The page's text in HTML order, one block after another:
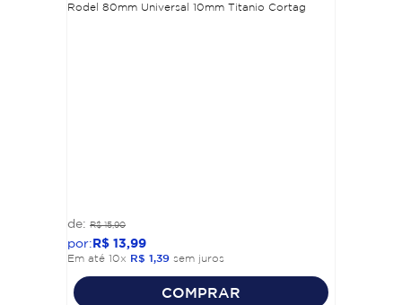
Rodel 80mm Universal 10mm Titanio Cortag
R$ 15,90
R$ 13,99
Em até 10x R$ 1,39 sem juros
COMPRAR